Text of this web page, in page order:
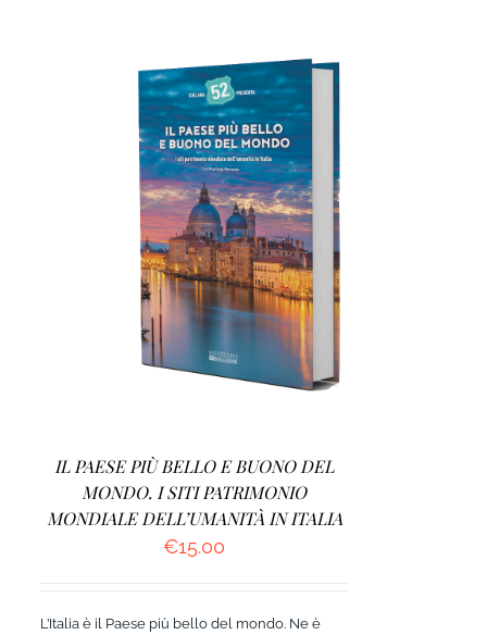
AGGIUNGI AL CARRELLO /
IL PAESE PIÙ BELLO E BUONO DEL
MONDO. I SITI PATRIMONIO
MONDIALE DELL’UMANITÀ IN ITALIA
€15.00
L’Italia è il Paese più bello del mondo. Ne è